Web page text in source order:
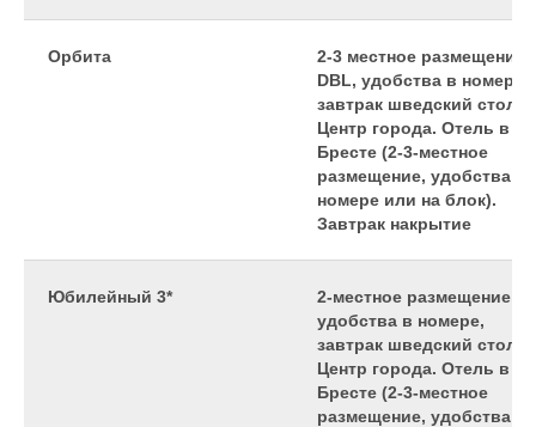
Орбита
2-3 местное размещение
DBL, удобства в номере,
завтрак шведский стол.
Центр города. Отель в
Бресте (2-3-местное
размещение, удобства
номере или на блок).
Завтрак накрытие
Юбилейный 3*
2-местное размещение,
удобства в номере,
завтрак шведский стол.
Центр города. Отель в
Бресте (2-3-местное
размещение, удобства